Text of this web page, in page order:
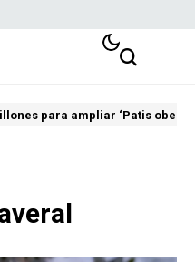
para ampliar ‘Patis